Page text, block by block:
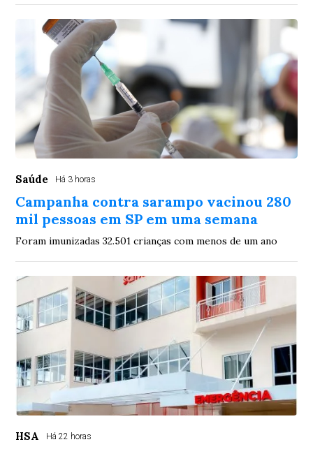
Saúde Há 3 horas
Campanha contra sarampo vacinou 280
mil pessoas em SP em uma semana
Foram imunizadas 32.501 crianças com menos de um ano
HSA Há 22 horas